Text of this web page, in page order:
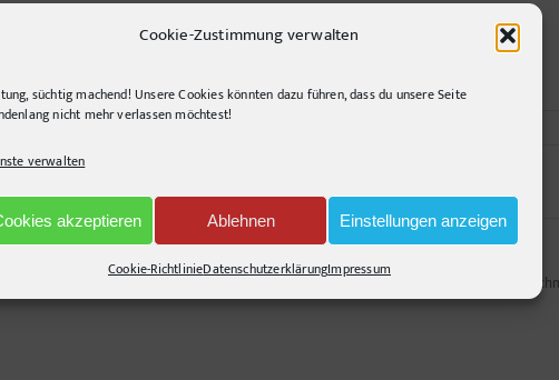
Cookie-Zustimmung verwalten
süchtig machend! Unsere Cookies könnten dazu führen, dass du unsere Seite
nicht mehr verlassen möchtest!
verwalten
akzeptieren Ablehnen Einstellungen anzeigen
Cookie-RichtlinieDatenschutzerklärungImpressum
für
gate-
new-
des-
querlenkend, gerne segelnd. Immer auf der Suche nach innovativen Lösungen -